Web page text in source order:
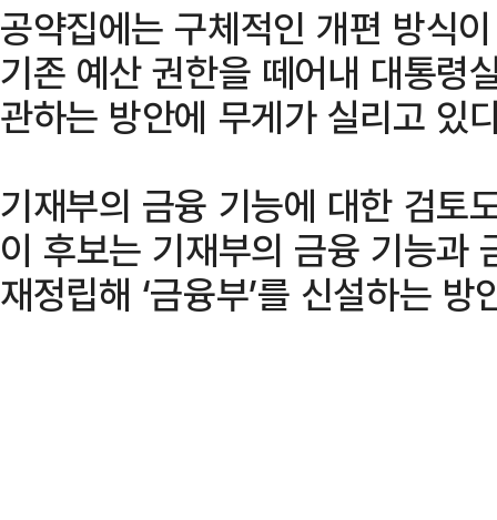
공약집에는 구체적인 개편 방식
기존 예산 권한을 떼어내 대통령
관하는 방안에 무게가 실리고 있
기재부의 금융 기능에 대한 검토
이 후보는 기재부의 금융 기능과
재정립해 ‘금융부’를 신설하는